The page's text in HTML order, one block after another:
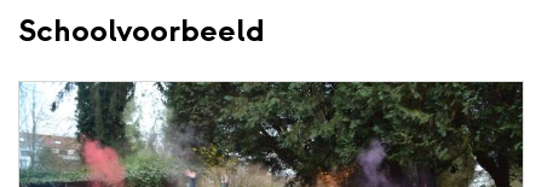
Schoolvoorbeeld